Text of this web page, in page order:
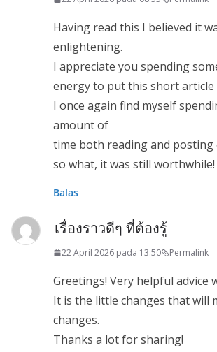
Having read this I believed it
enlightening.
I appreciate you spending
energy to put this short
I once again find myself
amount of
time both reading and posting
so what, it was still worthwhile!
Balas
เรื่องราวดีๆ ที่ต้องรู้
22 April 2026 pada 13:50 Permalink
Greetings! Very helpful advice
It is the little changes that will
changes.
Thanks a lot for sharing!